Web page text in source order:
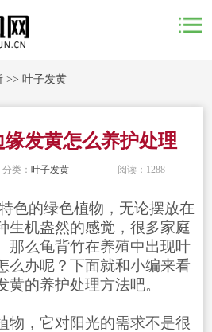
>>叶子发黄
发黄怎么养护处理
分类： 叶子发黄 阅读：1288
色的绿色植物，无论摆放在
生机盎然的感觉，很多家庭
那么龟背竹在养殖中出现叶
么办呢？下面就和小编来看
的养护处理方法吧。
物，它对阳光的需求不是很